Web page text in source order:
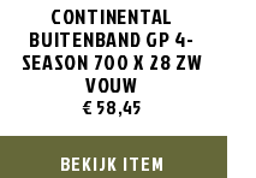
CONTINENTAL
BUITENBAND GP 4-
SEASON 700 X 28 ZW
VOUW
€ 58,45
BEKIJK ITEM